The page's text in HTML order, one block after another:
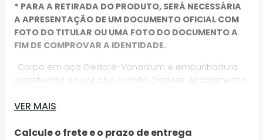
* PARA A RETIRADA DO PRODUTO, SERÁ NECESSÁRIA
A APRESENTAÇÃO DE UM DOCUMENTO OFICIAL COM
FOTO DO TITULAR OU UMA FOTO DO DOCUMENTO A
FIM DE COMPROVAR A IDENTIDADE.
· Corpo em aço Gedore-Vanadium e empunhadura
plastificada na cor azul padrão Gedore. Acabamento
mola para regulagem da abertura. Para anéis de
983
VER MAIS
Calcule o frete e o prazo de entrega